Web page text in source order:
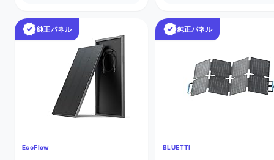
verified純正パネル
EcoFlow
verified純正パネル
BLUETTI